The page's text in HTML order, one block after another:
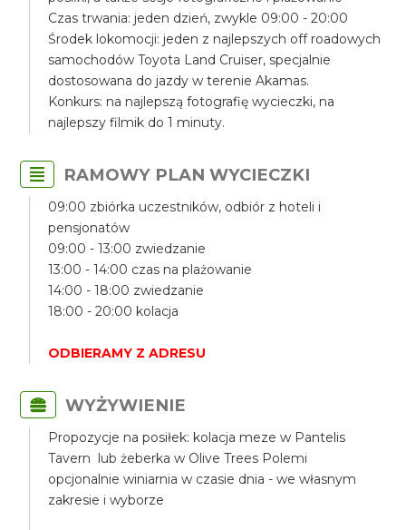
Czas trwania: jeden dzień, zwykle 09:00 - 20:00
Środek lokomocji: jeden z najlepszych off roadowych
samochodów Toyota Land Cruiser, specjalnie
dostosowana do jazdy w terenie Akamas.
Konkurs: na najlepszą fotografię wycieczki, na
najlepszy filmik do 1 minuty.
RAMOWY PLAN WYCIECZKI
09:00 zbiórka uczestników, odbiór z hoteli i
pensjonatów
09:00 - 13:00 zwiedzanie
13:00 - 14:00 czas na plażowanie
14:00 - 18:00 zwiedzanie
18:00 - 20:00 kolacja
ODBIERAMY Z ADRESU
WYŻYWIENIE
Propozycje na posiłek: kolacja meze w Pantelis
Tavern lub żeberka w Olive Trees Polemi
opcjonalnie winiarnia w czasie dnia - we własnym
zakresie i wyborze